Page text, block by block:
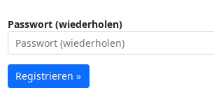
Passwort (wiederholen)
Registrieren »